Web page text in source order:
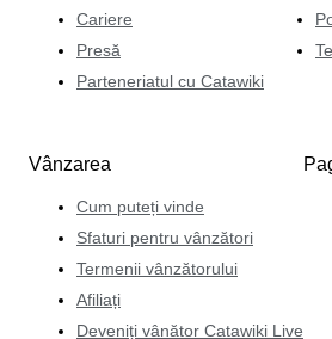
Cariere
Presă
Parteneriatul cu Catawiki
Vânzarea
Cum puteți vinde
Sfaturi pentru vânzători
Termenii vânzătorului
Afiliați
Deveniți vânător Catawiki Live